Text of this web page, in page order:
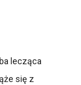
lecząca
się z